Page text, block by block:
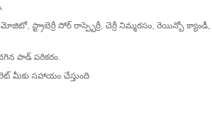
స్ట్రాబెర్రీ సోర్ రాస్ప్బెర్రీ, చెర్రీ నిమ్మరసం, రెయిన్బో
పాడ్ పరికరం.
మీకు సహాయం చేస్తుంది